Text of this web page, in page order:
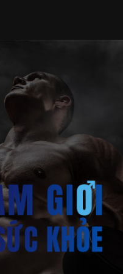
Bác sĩ gần 20 năm dấn thân điều...